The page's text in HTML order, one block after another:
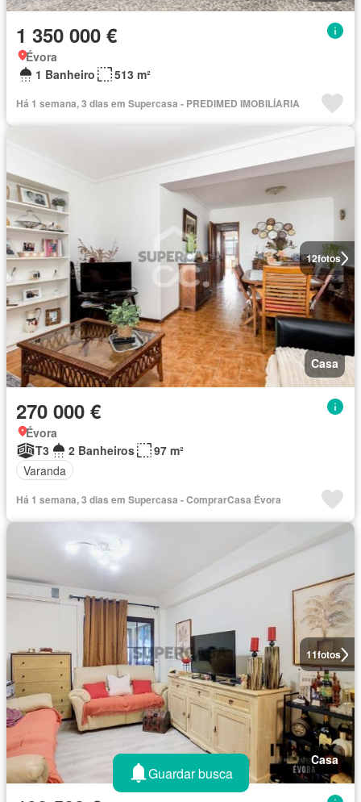
1 350 000 €
Évora
1 Banheiro
513 m²
Há 1 semana, 3 dias em Supercasa - PREDIMED IMOBILÍARIA
12fotos
Casa
270 000 €
Évora
T3
2 Banheiros
97 m²
Varanda
Há 1 semana, 3 dias em Supercasa - ComprarCasa Évora
11fotos
Casa
Guardar busca